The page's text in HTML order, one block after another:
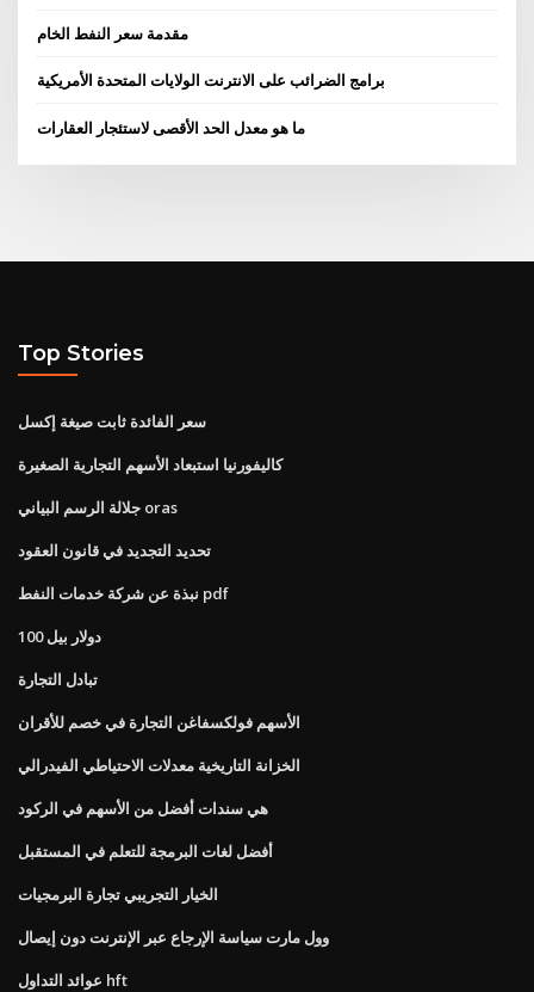
مقدمة سعر النفط الخام
برامج الضرائب على الانترنت الولايات المتحدة الأمريكية
ما هو معدل الحد الأقصى لاستئجار العقارات
Top Stories
سعر الفائدة ثابت صيغة إكسل
كاليفورنيا استبعاد الأسهم التجارية الصغيرة
جلالة الرسم البياني oras
تحديد التجديد في قانون العقود
نبذة عن شركة خدمات النفط pdf
100 دولار بيل
تبادل التجارة
الأسهم فولكسفاغن التجارة في خصم للأقران
الخزانة التاريخية معدلات الاحتياطي الفيدرالي
هي سندات أفضل من الأسهم في الركود
أفضل لغات البرمجة للتعلم في المستقبل
الخيار التجريبي تجارة البرمجيات
وول مارت سياسة الإرجاع عبر الإنترنت دون إيصال
عوائد التداول hft